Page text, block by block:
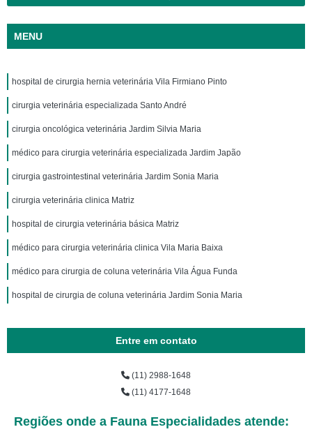
MENU
hospital de cirurgia hernia veterinária Vila Firmiano Pinto
cirurgia veterinária especializada Santo André
cirurgia oncológica veterinária Jardim Silvia Maria
médico para cirurgia veterinária especializada Jardim Japão
cirurgia gastrointestinal veterinária Jardim Sonia Maria
cirurgia veterinária clinica Matriz
hospital de cirurgia veterinária básica Matriz
médico para cirurgia veterinária clinica Vila Maria Baixa
médico para cirurgia de coluna veterinária Vila Água Funda
hospital de cirurgia de coluna veterinária Jardim Sonia Maria
Entre em contato
(11) 2988-1648
(11) 4177-1648
Regiões onde a Fauna Especialidades atende: